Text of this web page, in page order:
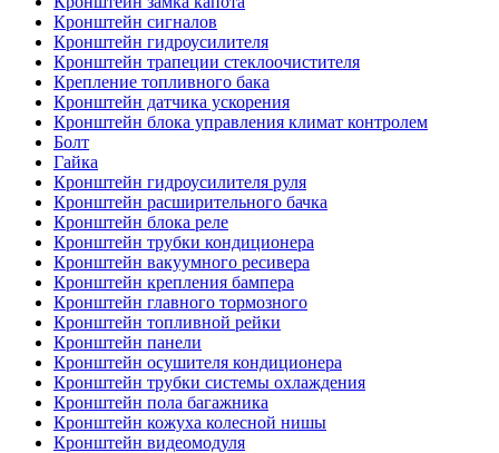
Кронштейн сигналов
Кронштейн гидроусилителя
Кронштейн трапеции стеклоочистителя
Крепление топливного бака
Кронштейн датчика ускорения
Кронштейн блока управления климат контролем
Болт
Гайка
Кронштейн гидроусилителя руля
Кронштейн расширительного бачка
Кронштейн блока реле
Кронштейн трубки кондиционера
Кронштейн вакуумного ресивера
Кронштейн крепления бампера
Кронштейн главного тормозного
Кронштейн топливной рейки
Кронштейн панели
Кронштейн осушителя кондиционера
Кронштейн трубки системы охлаждения
Кронштейн пола багажника
Кронштейн кожуха колесной нишы
Кронштейн видеомодуля